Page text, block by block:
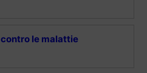
contro le malattie